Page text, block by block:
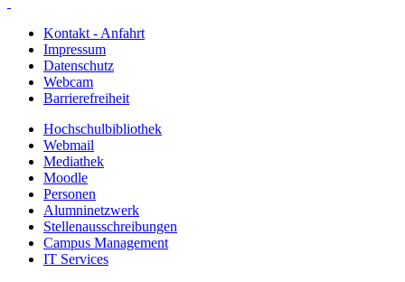
Kontakt - Anfahrt
Impressum
Datenschutz
Webcam
Barrierefreiheit
Hochschulbibliothek
Webmail
Mediathek
Moodle
Personen
Alumninetzwerk
Stellenausschreibungen
Campus Management
IT Services